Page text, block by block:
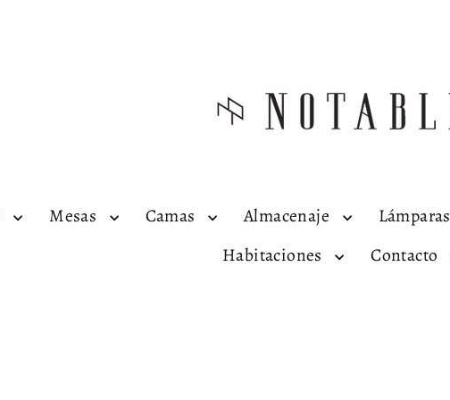
Mesas Camas Almacenaje Lámparas
Habitaciones
Contacto